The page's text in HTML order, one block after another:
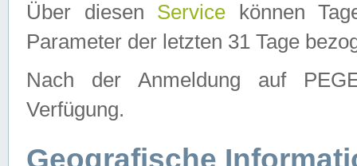
Über diesen Service können
Parameter der letzten 31 Tage
Nach der Anmeldung auf
Verfügung.
Geografische